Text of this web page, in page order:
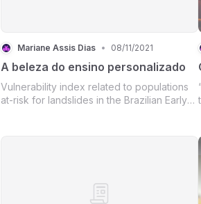
Mariane Assis Dias • 08/11/2021
A beleza do ensino personalizado
Vulnerability index related to populations
at-risk for landslides in the Brazilian Early